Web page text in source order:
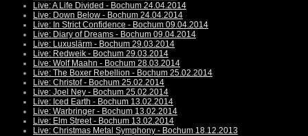
Live: A Life Divided - Bochum 24.04.2014
Live: Down Below - Bochum 24.04.2014
Live: In Strict Confidence - Bochum 09.04.2014
Live: Diary of Dreams - Bochum 09.04.2014
Live: Luxuslärm - Bochum 29.03.2014
Live: Redweik - Bochum 29.03.2014
Live: Wolf Maahn - Bochum 28.03.2014
Live: The Boxer Rebellion - Bochum 25.02.2014
Live: Christof - Bochum 25.02.2014
Live: Joel Ney - Bochum 25.02.2014
Live: Iced Earth - Bochum 13.02.2014
Live: Warbringer - Bochum 13.02.2014
Live: Elm Street - Bochum 13.02.2014
Live: Christmas Metal Symphony - Bochum 18.12.2013